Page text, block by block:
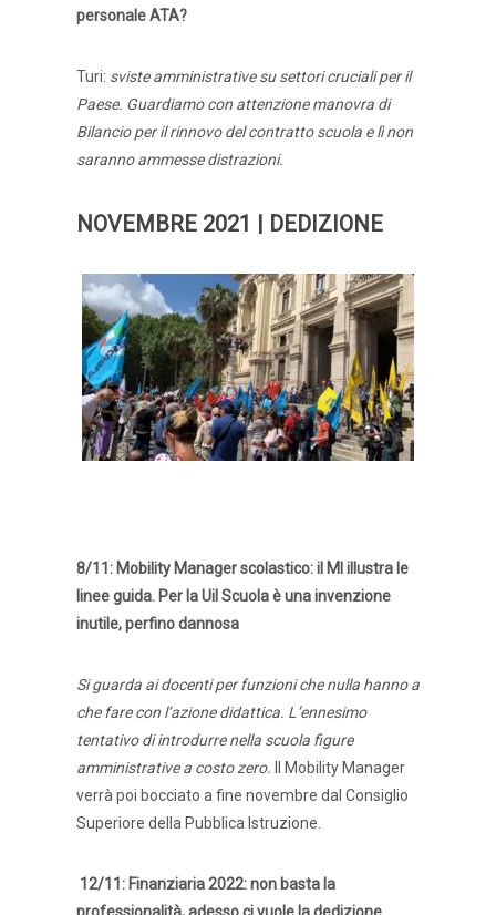
personale ATA?
Turi: sviste amministrative su settori cruciali per il
Paese. Guardiamo con attenzione manovra di
Bilancio per il rinnovo del contratto scuola e lì non
saranno ammesse distrazioni.
NOVEMBRE 2021 | DEDIZIONE
8/11: Mobility Manager scolastico: il MI illustra le
linee guida. Per la Uil Scuola è una invenzione
inutile, perfino dannosa
Si guarda ai docenti per funzioni che nulla hanno a
che fare con l’azione didattica. L’ennesimo
tentativo di introdurre nella scuola figure
amministrative a costo zero.
Il Mobility Manager
verrà poi bocciato a fine novembre dal Consiglio
Superiore della Pubblica Istruzione.
12/11: Finanziaria 2022: non basta la